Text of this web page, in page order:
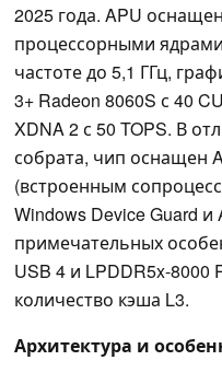
2025 года. APU
процессорными
частоте до 5,1 ГГц,
3+ Radeon 8060S с 40
XDNA 2 с 50 TOPS. В
собрата, чип оснащен
(встроенным
Windows Device Guard и
примечательных
USB 4 и LPDDR5x-
количество кэша L3.
Архитектура и